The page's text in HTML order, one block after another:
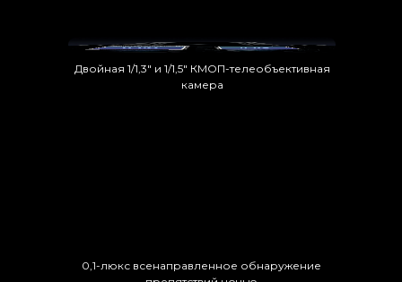
Двойная 1/1,3″ и 1/1,5″ КМОП-телеобъективная
камера
0,1-люкс всенаправленное обнаружение